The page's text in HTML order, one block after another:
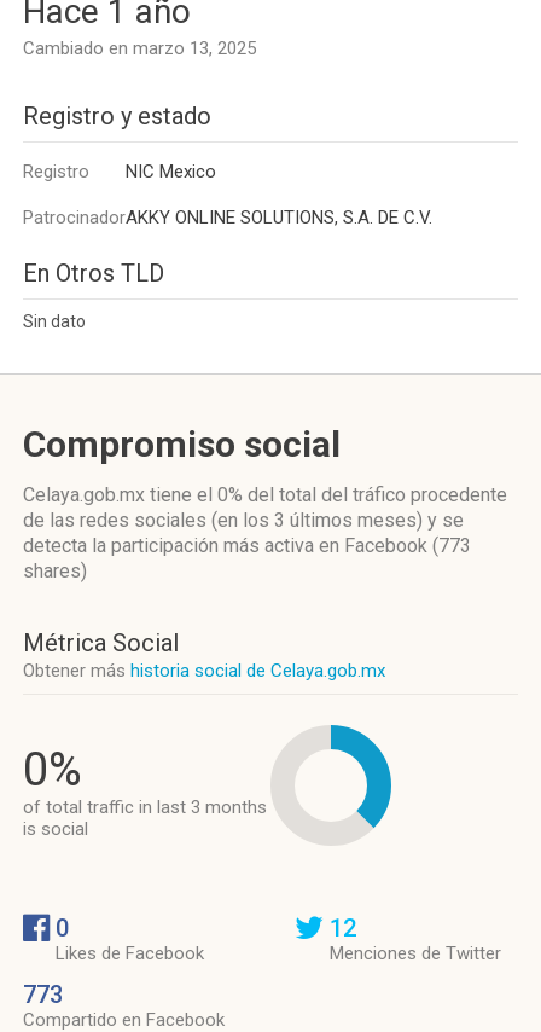
Hace 1 año
Cambiado en marzo 13, 2025
Registro y estado
Registro NIC Mexico
PatrocinadorAKKY ONLINE SOLUTIONS, S.A. DE C.V.
En Otros TLD
Sin dato
Compromiso social
Celaya.gob.mx tiene el 0% del total del tráfico procedente
de las redes sociales (en los 3 últimos meses) y se
detecta la participación más activa en Facebook (773
shares)
Métrica Social
Obtener más historia social de Celaya.gob.mx
0%
of total traffic in last 3 months
is social
0
Likes de Facebook
773
Compartido en Facebook
12
Menciones de Twitter